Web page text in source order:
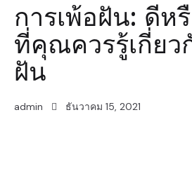
การเพ้อฝัน: ดีห
ที่คุณควรรู้เกี่ยว
ฝัน
admin ธันวาคม 15, 2021